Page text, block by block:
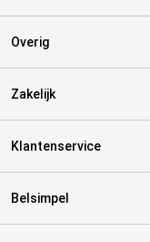
Overig
Zakelijk
Klantenservice
Belsimpel